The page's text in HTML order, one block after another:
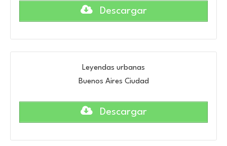
Descargar
Leyendas urbanas
Buenos Aires Ciudad
Descargar